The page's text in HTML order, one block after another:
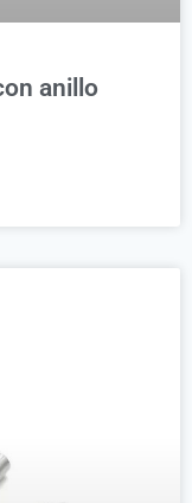
anillo